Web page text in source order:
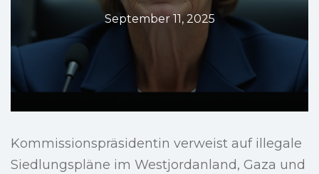
September 11, 2025
Kommissionspräsidentin verweist auf illegale
Siedlungspläne im Westjordanland, Gaza und